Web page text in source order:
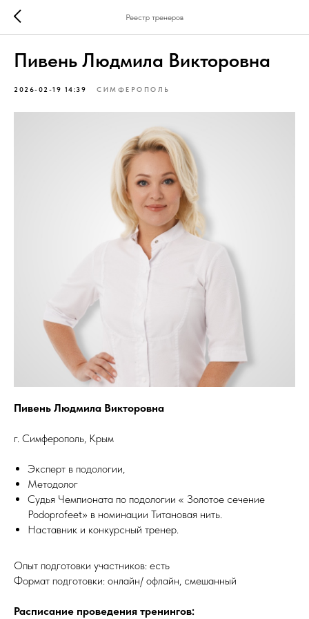
Реестр тренеров
Пивень Людмила Викторовна
2026-02-19 14:39 СИМФЕРОПОЛЬ
Пивень Людмила Викторовна
г. Симферополь, Крым
Эксперт в подологии,
Методолог
Судья Чемпионата по подологии « Золотое сечение
Podoprofeet» в номинации Титановая нить.
Наставник и конкурсный тренер.
Опыт подготовки участников: есть
Формат подготовки: онлайн/ офлайн, смешанный
Расписание проведения тренингов: